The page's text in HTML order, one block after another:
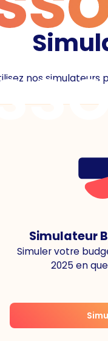
nos simulateurs
Simulateur
Simuler votre
2025 en